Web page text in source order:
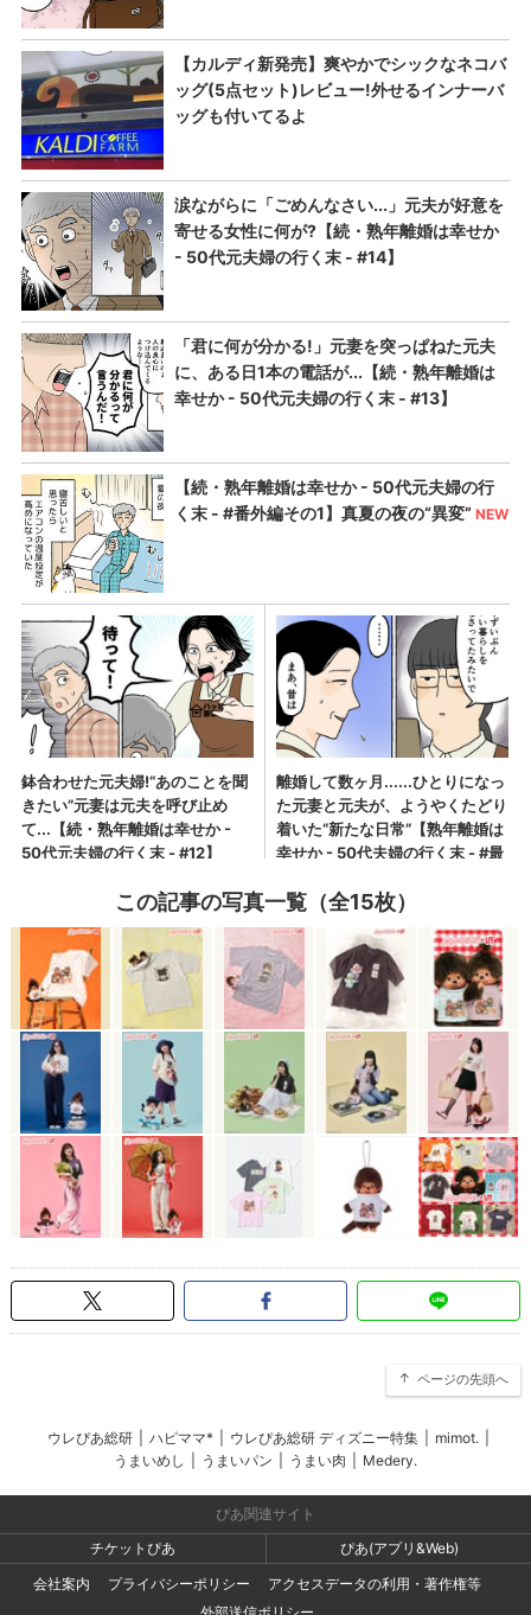
この記事の写真一覧（全15枚）
ページの先頭へ
ウレぴあ総研 ハピママ* ウレぴあ総研 ディズニー特集 mimot.
うまいめし
うまいパン うまい肉 Medery.
ぴあ関連サイト
チケットぴあ
ぴあ(アプリ&Web)
会社案内
プライバシーポリシー
アクセスデータの利用・著作権等